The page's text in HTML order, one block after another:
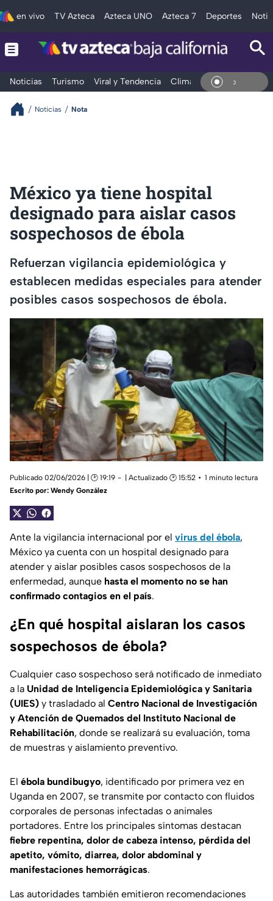
en vivo TV Azteca Azteca UNO Azteca 7 Deportes
Noticias Turismo Viral y Tendencia Clima Deportes En
Noticias Nota
México ya tiene hospital
designado para aislar casos
sospechosos de ébola
Refuerzan vigilancia epidemiológica y
establecen medidas especiales para atender
posibles casos sospechosos de ébola.
Publicado 02/06/2026 | 🕑 19:19 | Actualizado 🕑 15:52
1 minuto lectura
Escrito por: Wendy González
Ante la vigilancia internacional por el virus del ébola,
México ya cuenta con un hospital designado para
atender y aislar posibles casos sospechosos de la
enfermedad, aunque hasta el momento no se han
confirmado contagios en el país.
¿En qué hospital aislaran los casos
sospechosos de ébola?
Cualquier caso sospechoso será notificado de inmediato
a la Unidad de Inteligencia Epidemiológica y Sanitaria
(UIES) y trasladado al Centro Nacional de Investigación
y Atención de Quemados del Instituto Nacional de
Rehabilitación, donde se realizará su evaluación, toma
de muestras y aislamiento preventivo.
El ébola bundibugyo, identificado por primera vez en
Uganda en 2007, se transmite por contacto con fluidos
corporales de personas infectadas o animales
portadores. Entre los principales síntomas destacan
fiebre repentina, dolor de cabeza intenso, pérdida del
apetito, vómito, diarrea, dolor abdominal y
manifestaciones hemorrágicas.
Las autoridades también emitieron recomendaciones